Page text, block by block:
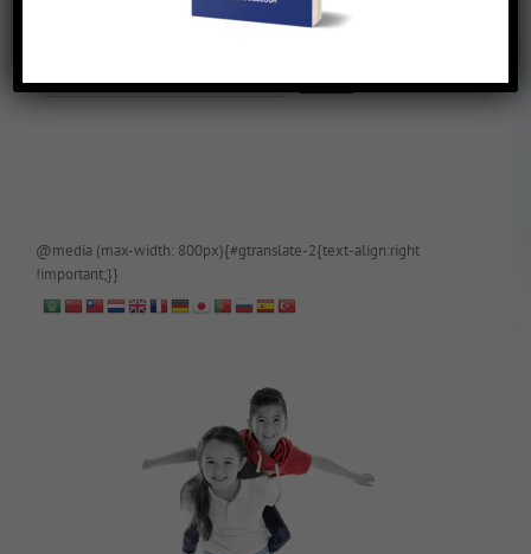
@media (max-width: 800px){#gtranslate-2{text-align:right
!important;}}